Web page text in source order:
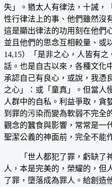
失」。猶太人有律法，十誡，
性行律法上的事、他們雖然沒
這是顯出律法的功用刻在他們
並且他們的思念互相較量、或
14,15）「是非之心，人皆有
話。也是自古以來，各種文化
承認自己有良心，或說，我憑
之心」：或「童真」。但當人
人群中的自私。利益爭取，貪
到罪的污染而變為軟弱不完全
觀念的蠶食與影響，常常是一
聖潔公義的神面前，完全不能
「世人都犯了罪，虧缺了神
人，本是完美的，榮耀的，但
了罪，墮落成為罪人。給創造